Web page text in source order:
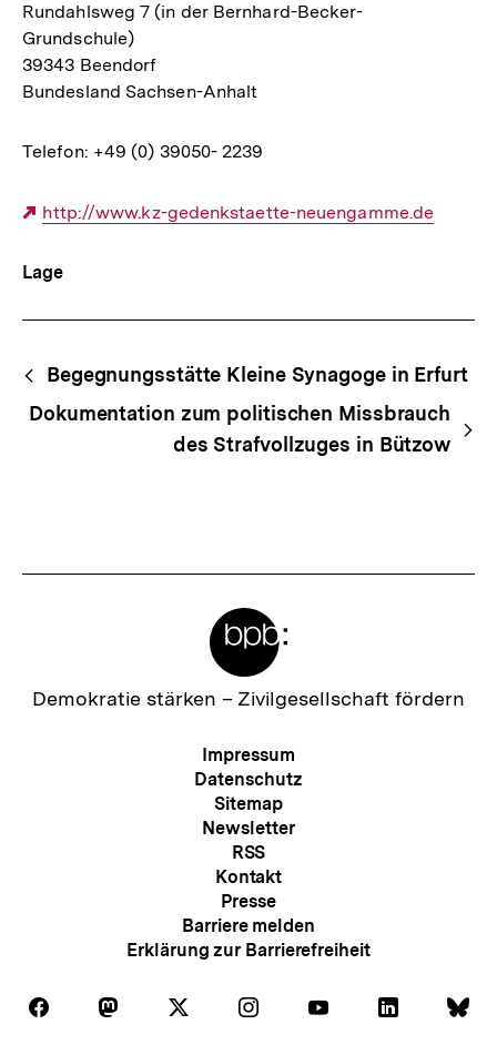
Rundahlsweg 7 (in der Bernhard-Becker-
Grundschule)
39343 Beendorf
Bundesland Sachsen-Anhalt
Telefon: +49 (0) 39050- 2239
Externer
http://www.kz-gedenkstaette-neuengamme.de
Lage
Begriffsnavigation
Content-
Navigation
Begegnungsstätte Kleine Synagoge in Erfurt
Dokumentation zum politischen Missbrauch
des Strafvollzuges in Bützow
Zur
Demokratie stärken – Zivilgesellschaft fördern
Meta-
Navigation
Impressum
Datenschutz
Sitemap
Newsletter
RSS
Kontakt
Presse
Barriere melden
Erklärung zur Barrierefreiheit
Folgen
Auf
Folgen Folgen Folgen
Auf
Folgen Folgen